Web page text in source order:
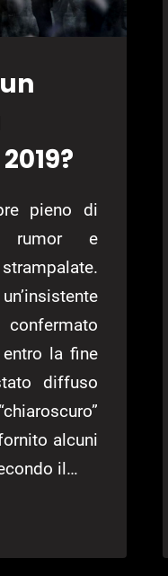
pieno di
rumor e
la fine
diffuso
alcuni
il…